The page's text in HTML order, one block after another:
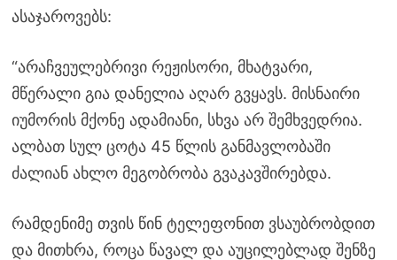
ასაჯაროვებს:
“არაჩვეულებრივი რეჟისორი, მხატვარი,
მწერალი გია დანელია აღარ გვყავს. მისნაირი
იუმორის მქონე ადამიანი, სხვა არ შემხვედრია.
ალბათ სულ ცოტა 45 წლის განმავლობაში
ძალიან ახლო მეგობრობა გვაკავშირებდა.
რამდენიმე თვის წინ ტელეფონით ვსაუბრობდით
და მითხრა, როცა წავალ და აუცილებლად შენზე